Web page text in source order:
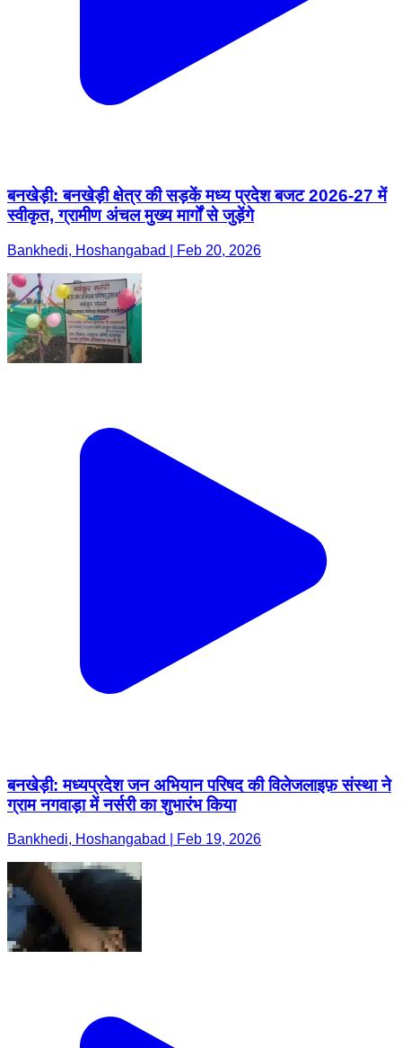
बनखेड़ी: बनखेड़ी क्षेत्र की सड़कें मध्य प्रदेश बजट 2026-27 में
स्वीकृत, ग्रामीण अंचल मुख्य मार्गों से जुड़ेंगे
Bankhedi, Hoshangabad | Feb 20, 2026
बनखेड़ी: मध्यप्रदेश जन अभियान परिषद की विलेजलाइफ़ संस्था ने
ग्राम नगवाड़ा में नर्सरी का शुभारंभ किया
Bankhedi, Hoshangabad | Feb 19, 2026